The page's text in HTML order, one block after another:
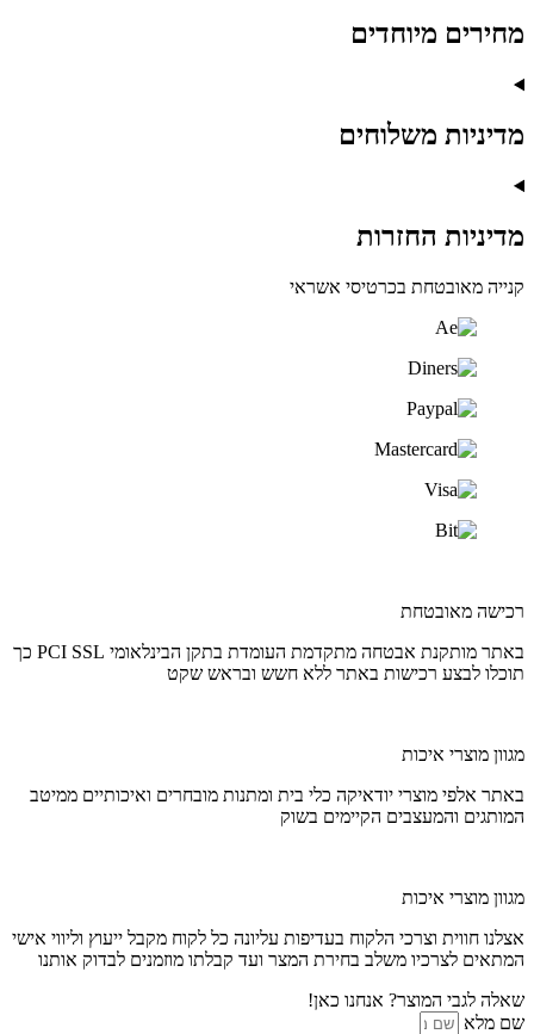
מחירים מיוחדים
מדיניות משלוחים
מדיניות החזרות
קנייה מאובטחת בכרטיסי אשראי
רכישה מאובטחת
באתר מותקנת אבטחה מתקדמת העומדת בתקן הבינלאומי PCI SSL כך
תוכלו לבצע רכישות באתר ללא חשש ובראש שקט
מגוון מוצרי איכות
באתר אלפי מוצרי יודאיקה כלי בית ומתנות מובחרים ואיכותיים ממיטב
המותגים והמעצבים הקיימים בשוק
מגוון מוצרי איכות
אצלנו חווית וצרכי הלקוח בעדיפות עליונה כל לקוח מקבל ייעוץ וליווי אישי
המתאים לצרכיו משלב בחירת המצר ועד קבלתו מוזמנים לבדוק אותנו
שאלה לגבי המוצר? אנחנו כאן!
שם מלא